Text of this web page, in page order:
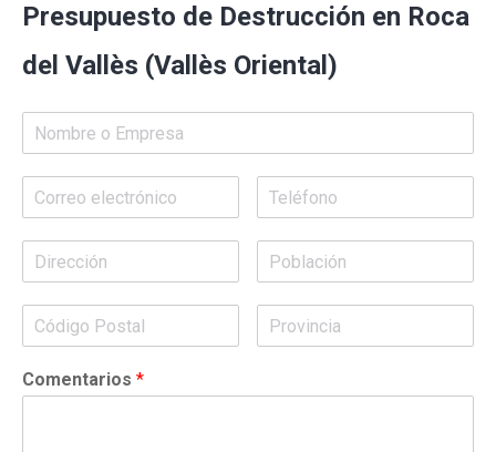
Presupuesto de Destrucción en Roca
del Vallès (Vallès Oriental)
Comentarios *